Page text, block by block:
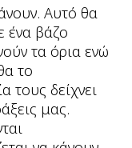
Αυτό θα
ένα βάζο
τα όρια ενώ
το
τους δείχνει
μας.